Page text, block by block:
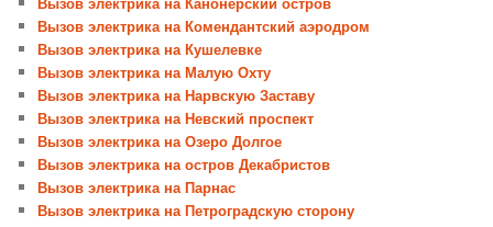
Вызов электрика на Комендантский аэродром
Вызов электрика на Кушелевке
Вызов электрика на Малую Охту
Вызов электрика на Нарвскую Заставу
Вызов электрика на Невский проспект
Вызов электрика на Озеро Долгое
Вызов электрика на остров Декабристов
Вызов электрика на Парнас
Вызов электрика на Петроградскую сторону